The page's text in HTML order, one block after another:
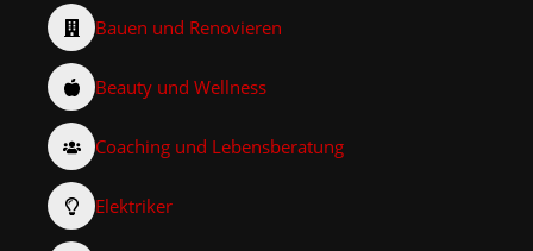
Bauen und Renovieren
Beauty und Wellness
Coaching und Lebensberatung
Elektriker